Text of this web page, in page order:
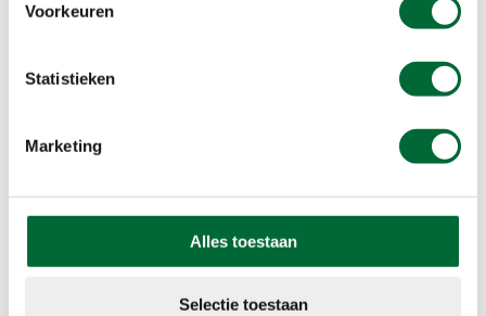
Voorkeuren
Statistieken
Marketing
Alles toestaan
Selectie toestaan
Meer informatie (Engelstalig)